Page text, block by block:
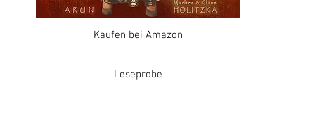
Kaufen bei Amazon
Leseprobe